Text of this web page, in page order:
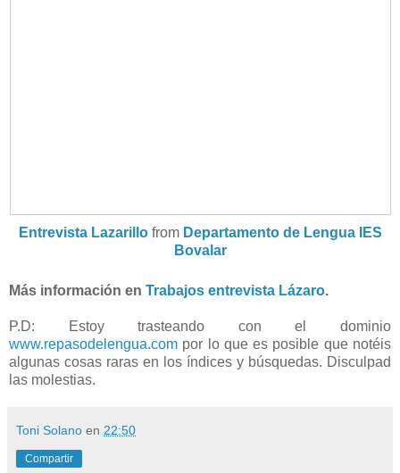
Entrevista Lazarillo from Departamento de Lengua IES
Bovalar
Más información en Trabajos entrevista Lázaro.
P.D: Estoy trasteando con el dominio
www.repasodelengua.com por lo que es posible que notéis
algunas cosas raras en los índices y búsquedas. Disculpad
las molestias.
Toni Solano en 22:50
Compartir